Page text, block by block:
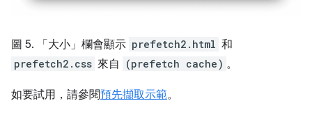
圖 5. 「大小」 欄會顯示 prefetch2.html 和
prefetch2.css 來自 (prefetch cache) 。
如要試用，請參閱預先擷取示範。